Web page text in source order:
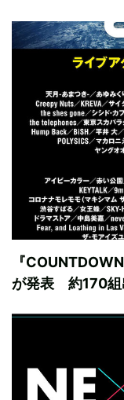
『
が発表 約170組